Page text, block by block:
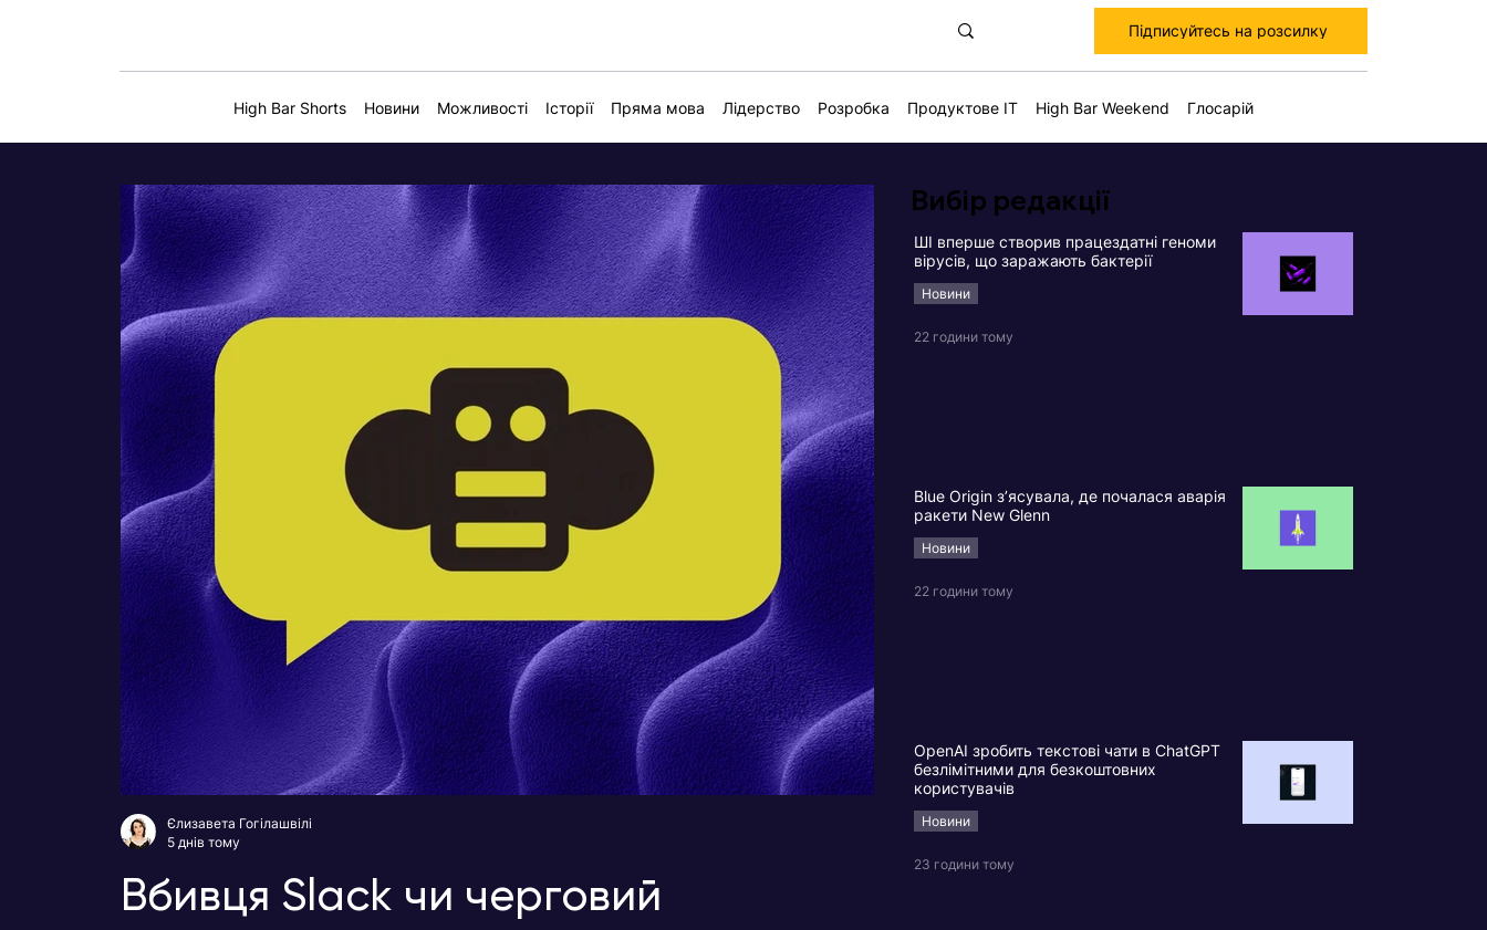
Підписуйтесь на розсилку
High Bar Shorts Новини Можливості Історії Пряма мова Лідерство Розробка Продуктове IT High Bar Weekend Глосарій
Вбивця Slack чи черговий
Єлизавета Гогілашвілі
5 днів тому
Вибір редакції
ШІ вперше створив працездатні геноми
вірусів, що заражають бактерії
Новини
22 години тому
Blue Origin з’ясувала, де почалася аварія
ракети New Glenn
Новини
22 години тому
OpenAI зробить текстові чати в ChatGPT
безлімітними для безкоштовних
користувачів
Новини
23 години тому